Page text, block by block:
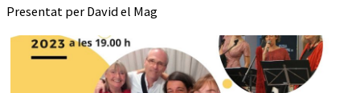
Presentat per David el Mag